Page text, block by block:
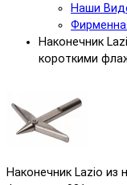
Наши
Наконечник
короткими
Наконечник Lazio